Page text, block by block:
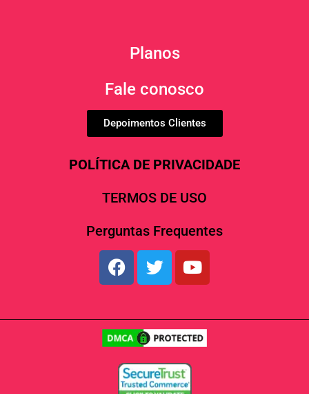
Planos
Fale conosco
Depoimentos Clientes
POLÍTICA DE PRIVACIDADE
TERMOS DE USO
Perguntas Frequentes